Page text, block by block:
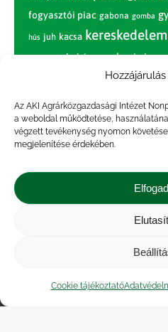
Az AKI Agrárközgazdasági Intézet
a weboldal működtetése,
végzett tevékenység nyomon
megjelenítése érdekében.
Cookie tájékoztató
fogyasztói piac gabona gomba
hús juh kacsa kereskedelem
körte marhahús nagybani piac
nemzetközi
paradicsom piac piaci
pulyka pulykahús sertés
szarvasmarha termelés
zöldség
átlagárértékesítési
Közérdekű adatok
|